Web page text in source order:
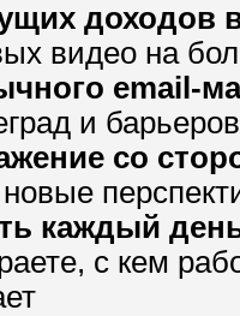
доходов
видео на
email-
и
со
каждый
с кем